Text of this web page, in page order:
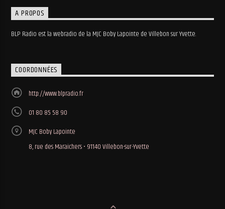
A PROPOS
BLP Radio est la webradio de la MJC Boby Lapointe de Villebon sur Yvette.
COORDONNÉES
http://www.blpradio.fr
01 80 85 58 90
MJC Boby Lapointe
8, rue des Maraichers • 91140 Villebon-sur-Yvette